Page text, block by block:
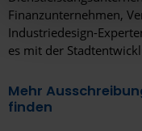
hier Ihre individuelle
ist freiwillig und kann
widerrufen werden,
Weitere
Finanzunternehmen,
Industriedesign-
es mit der
Mehr
finden